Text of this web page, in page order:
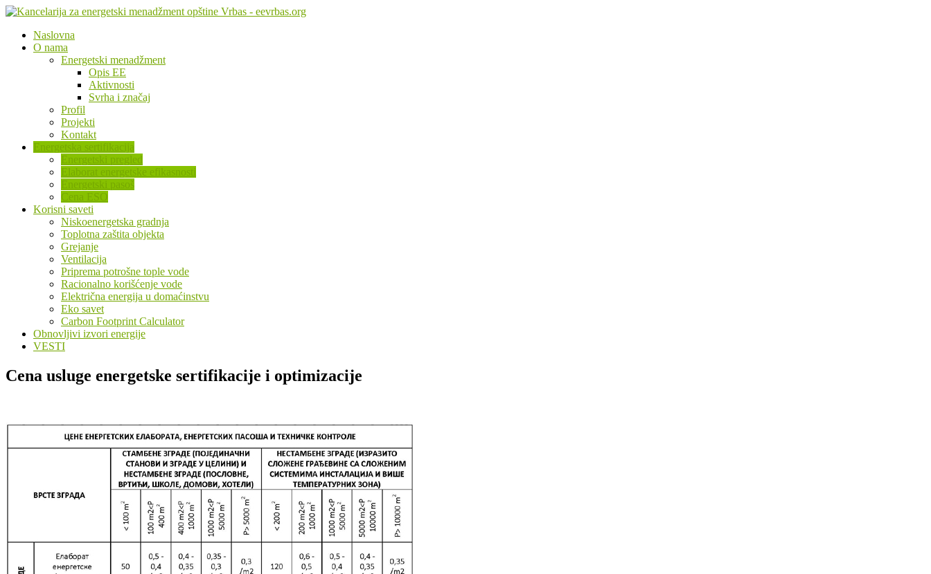
Naslovna
O nama
Energetski menadžment
Opis EE
Aktivnosti
Svrha i značaj
Profil
Projekti
Kontakt
Energetska sertifikacija
Energetski pregled
Elaborat energetske efikasnosti
Energetski pasoš
Cena ESO
Korisni saveti
Niskoenergetska gradnja
Toplotna zaštita objekta
Grejanje
Ventilacija
Priprema potrošne tople vode
Racionalno korišćenje vode
Električna energija u domaćinstvu
Eko savet
Carbon Footprint Calculator
Obnovljivi izvori energije
VESTI
Cena usluge energetske sertifikacije i optimizacije